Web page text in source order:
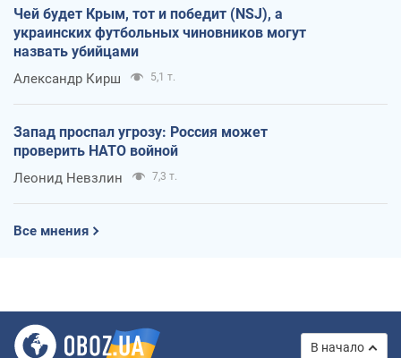
Чей будет Крым, тот и победит (NSJ), а
украинских футбольных чиновников могут
назвать убийцами
Александр Кирш 5,1 т.
Запад проспал угрозу: Россия может
проверить НАТО войной
Леонид Невзлин 7,3 т.
Все мнения
В начало